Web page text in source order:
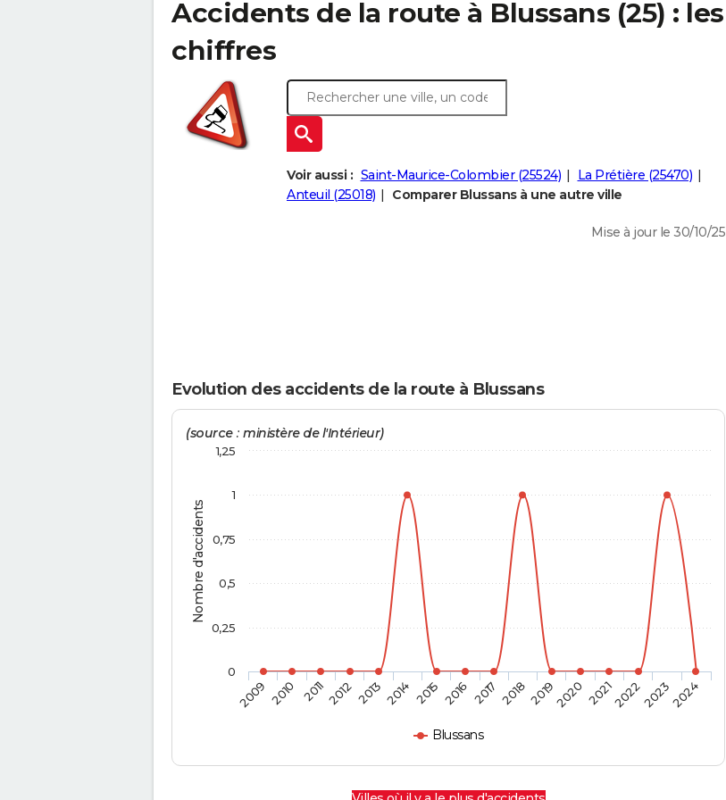
Accidents de la route à Blussans (25) : les
chiffres
Voir aussi : Saint-Maurice-Colombier (25524)
La Prétière (25470)
Anteuil (25018)
Comparer Blussans à une autre ville
Mise à jour le 30/10/25
Evolution des accidents de la route à Blussans
Nombre d'accidents
(source : ministère de l'Intérieur)
Blussans
2009 2010 20112012 2013 2014 2015 2016 2017 201820192020 2021202220232024
0
0,25
0,5
0,75
1
1,25